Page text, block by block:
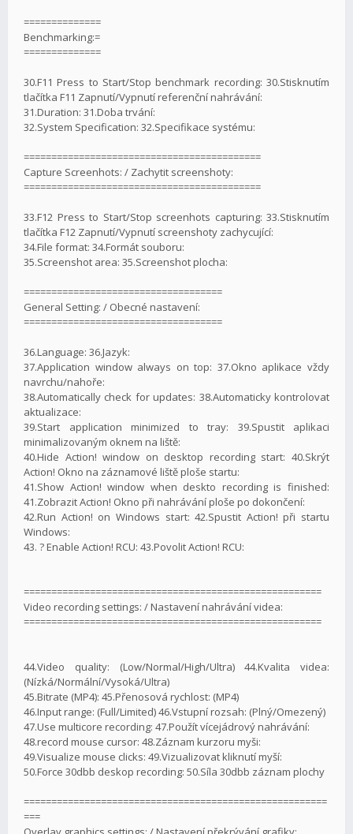
==============
Benchmarking:=
==============
30.F11 Press to Start/Stop benchmark recording: 30.Stisknutím
tlačítka F11 Zapnutí/Vypnutí referenční nahrávání:
31.Duration: 31.Doba trvání:
32.System Specification: 32.Specifikace systému:
===========================================
Capture Screenhots: / Zachytit screenshoty:
===========================================
33.F12 Press to Start/Stop screenhots capturing: 33.Stisknutím
tlačítka F12 Zapnutí/Vypnutí screenshoty zachycující:
34.File format: 34.Formát souboru:
35.Screenshot area: 35.Screenshot plocha:
====================================
General Setting: / Obecné nastavení:
====================================
36.Language: 36.Jazyk:
37.Application window always on top: 37.Okno aplikace vždy
navrchu/nahoře:
38.Automatically check for updates: 38.Automaticky kontrolovat
aktualizace:
39.Start application minimized to tray: 39.Spustit aplikaci
minimalizovaným oknem na liště:
40.Hide Action! window on desktop recording start: 40.Skrýt
Action! Okno na záznamové liště ploše startu:
41.Show Action! window when deskto recording is finished:
41.Zobrazit Action! Okno při nahrávání ploše po dokončení:
42.Run Action! on Windows start: 42.Spustit Action! při startu
Windows:
43. ? Enable Action! RCU: 43.Povolit Action! RCU:
======================================================
Video recording settings: / Nastavení nahrávání videa:
======================================================
44.Video quality: (Low/Normal/High/Ultra) 44.Kvalita videa:
(Nízká/Normální/Vysoká/Ultra)
45.Bitrate (MP4): 45.Přenosová rychlost: (MP4)
46.Input range: (Full/Limited) 46.Vstupní rozsah: (Plný/Omezený)
47.Use multicore recording: 47.Použít vícejádrový nahrávání:
48.record mouse cursor: 48.Záznam kurzoru myši:
49.Visualize mouse clicks: 49.Vizualizovat kliknutí myší:
50.Force 30dbb deskop recording: 50.Síla 30dbb záznam plochy
=======================================================
===